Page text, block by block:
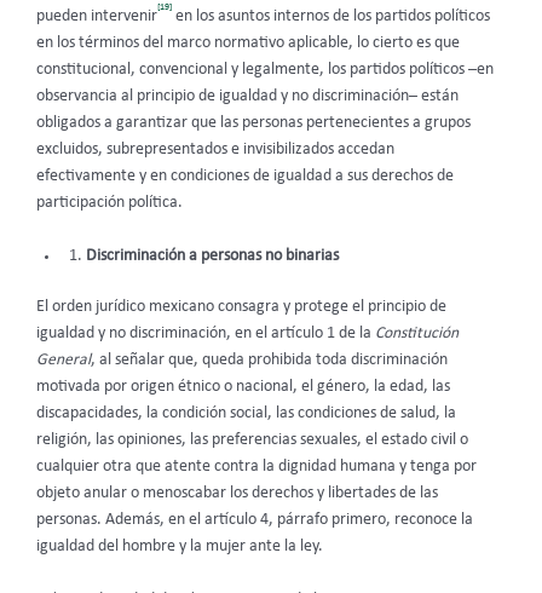
pueden intervenir
[19]
en los asuntos internos de los partidos políticos
en los términos del marco normativo aplicable, lo cierto es que
constitucional, convencional y legalmente, los partidos políticos –en
observancia al principio de igualdad y no discriminación– están
obligados a garantizar que las personas pertenecientes a grupos
excluidos, subrepresentados e invisibilizados accedan
efectivamente y en condiciones de igualdad a sus derechos de
participación política.
Discriminación a personas no binarias
El orden jurídico mexicano consagra y protege el principio de
igualdad y no discriminación, en el artículo 1 de la Constitución
General, al señalar que, queda prohibida toda discriminación
motivada por origen étnico o nacional, el género, la edad, las
discapacidades, la condición social, las condiciones de salud, la
religión, las opiniones, las preferencias sexuales, el estado civil o
cualquier otra que atente contra la dignidad humana y tenga por
objeto anular o menoscabar los derechos y libertades de las
personas. Además, en el artículo 4, párrafo primero, reconoce la
igualdad del hombre y la mujer ante la ley.